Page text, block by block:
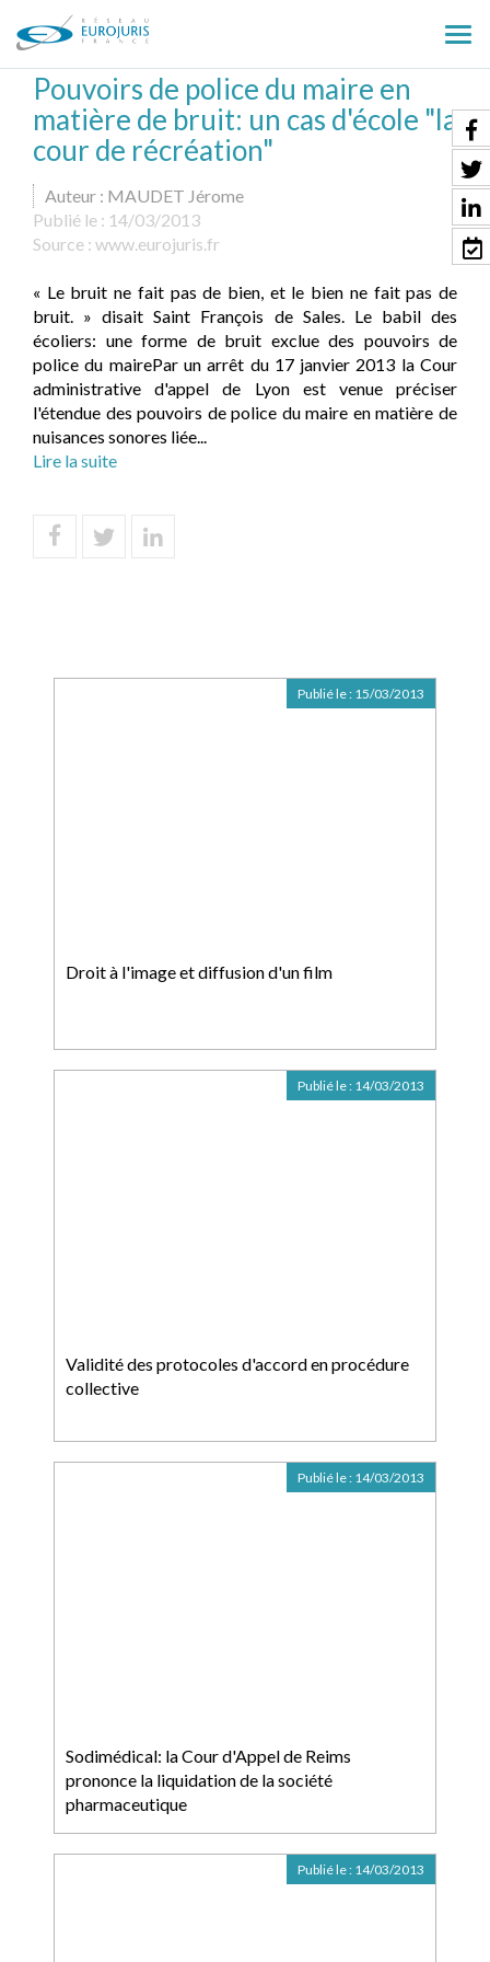
le
Pouvoirs de police du maire en
matière de bruit: un cas d'école "la
cour de récréation"
Auteur : MAUDET Jérome
Publié le : 14/03/2013
Source : www.eurojuris.fr
« Le bruit ne fait pas de bien, et le bien ne fait pas de
bruit. » disait Saint François de Sales. Le babil des
écoliers: une forme de bruit exclue des pouvoirs de
police du mairePar un arrêt du 17 janvier 2013 la Cour
administrative d'appel de Lyon est venue préciser
l'étendue des pouvoirs de police du maire en matière de
nuisances sonores liée...
Lire la suite
Droit à l'image et diffusion d'un film
Publié le : 15/03/2013
Validité des protocoles d'accord en procédure
collective
Publié le : 14/03/2013
Sodimédical: la Cour d'Appel de Reims
prononce la liquidation de la société
pharmaceutique
Publié le : 14/03/2013
Publié le : 14/03/2013